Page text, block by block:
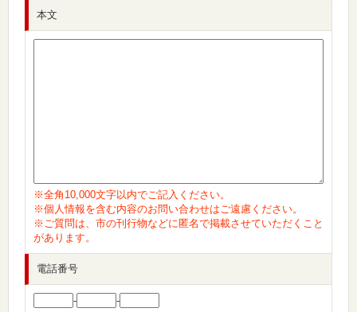
本文
※全角10,000文字以内でご記入ください。
※個人情報を含む内容のお問い合わせはご遠慮ください。
※ご質問は、市の刊行物などに匿名で掲載させていただくこと
があります。
電話番号
-
-